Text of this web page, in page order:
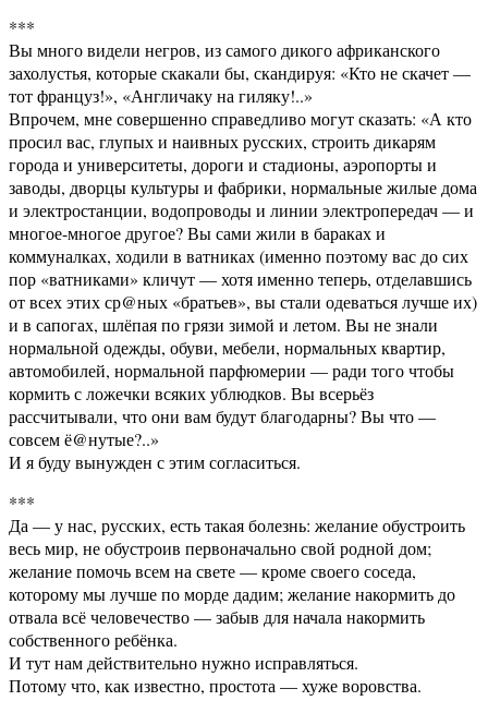
***
Вы много видели негров, из самого дикого африканского
захолустья, которые скакали бы, скандируя: «Кто не скачет —
тот француз!», «Англичаку на гиляку!..»
Впрочем, мне совершенно справедливо могут сказать: «А кто
просил вас, глупых и наивных русских, строить дикарям
города и университеты, дороги и стадионы, аэропорты и
заводы, дворцы культуры и фабрики, нормальные жилые дома
и электростанции, водопроводы и линии электропередач — и
многое-многое другое? Вы сами жили в бараках и
коммуналках, ходили в ватниках (именно поэтому вас до сих
пор «ватниками» кличут — хотя именно теперь, отделавшись
от всех этих ср@ных «братьев», вы стали одеваться лучше их)
и в сапогах, шлёпая по грязи зимой и летом. Вы не знали
нормальной одежды, обуви, мебели, нормальных квартир,
автомобилей, нормальной парфюмерии — ради того чтобы
кормить с ложечки всяких ублюдков. Вы всерьёз
рассчитывали, что они вам будут благодарны? Вы что —
совсем ё@нутые?..»
И я буду вынужден с этим согласиться.
***
Да — у нас, русских, есть такая болезнь: желание обустроить
весь мир, не обустроив первоначально свой родной дом;
желание помочь всем на свете — кроме своего соседа,
которому мы лучше по морде дадим; желание накормить до
отвала всё человечество — забыв для начала накормить
собственного ребёнка.
И тут нам действительно нужно исправляться.
Потому что, как известно, простота — хуже воровства.